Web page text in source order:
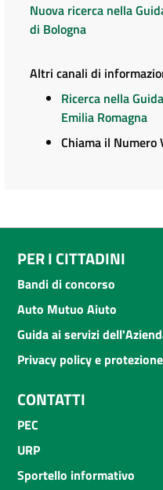
Nuova ricerca nella
di Bologna
Altri canali di
Ricerca nella
Emilia Romagna
Chiama il Numero
PER I CITTADINI
Bandi di concorso
Auto Mutuo Aiuto
Guida ai servizi
Privacy policy e
CONTATTI
PEC
URP
Sportello informativo